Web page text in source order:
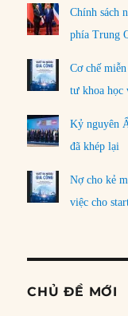
Chính sách
phía Trung
Cơ chế
tư khoa học
Kỷ nguyên
đã khép lại
Nợ cho kẻ
việc cho
CHỦ ĐỀ MỚI